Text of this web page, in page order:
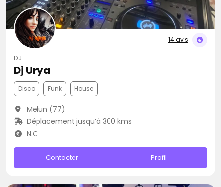
14 avis
DJ
Dj Urya
Disco Funk House
Melun (77)
Déplacement jusqu’à 300 kms
N.C
Contacter Profil